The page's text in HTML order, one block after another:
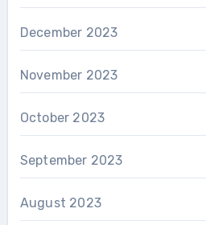
December 2023
November 2023
October 2023
September 2023
August 2023